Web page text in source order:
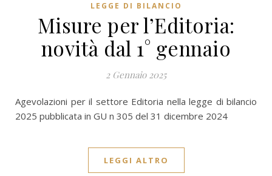
LEGGE DI BILANCIO
Misure per l’Editoria:
novità dal 1° gennaio
2 Gennaio 2025
Agevolazioni per il settore Editoria nella legge di bilancio
2025 pubblicata in GU n 305 del 31 dicembre 2024
LEGGI ALTRO